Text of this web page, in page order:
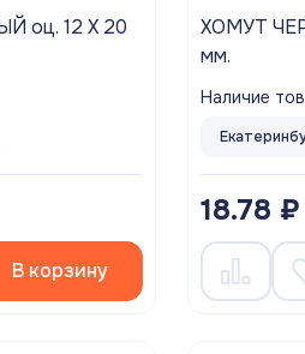
В корзину
ХОМУТ ЧЕРВЯЧНЫЙ оц. 12 Х 22
мм.
Наличие
18.78 ₽